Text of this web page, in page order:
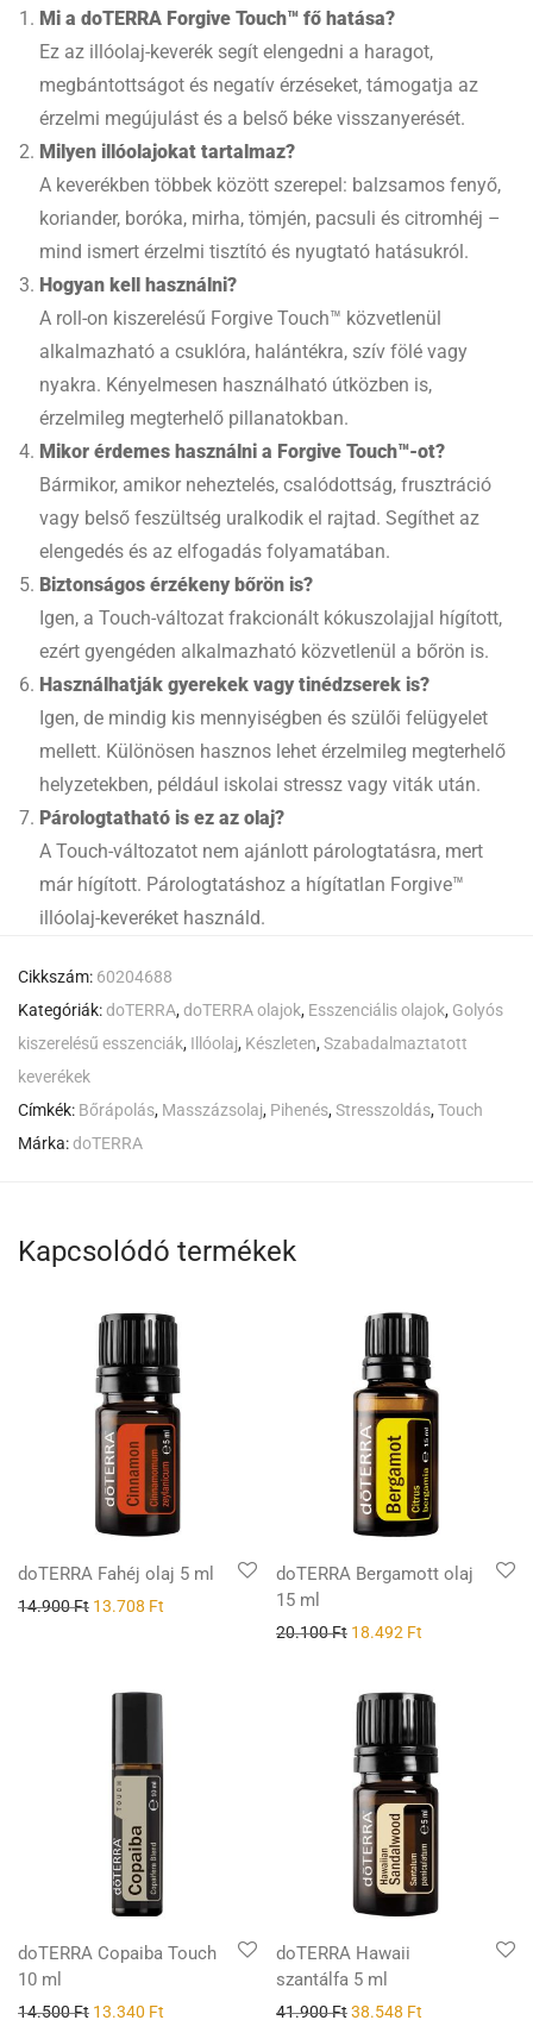
Mi a doTERRA Forgive Touch™ fő hatása?
Ez az illóolaj-keverék segít elengedni a haragot,
megbántottságot és negatív érzéseket, támogatja az
érzelmi megújulást és a belső béke visszanyerését.
Milyen illóolajokat tartalmaz?
A keverékben többek között szerepel: balzsamos fenyő,
koriander, boróka, mirha, tömjén, pacsuli és citromhéj –
mind ismert érzelmi tisztító és nyugtató hatásukról.
Hogyan kell használni?
A roll-on kiszerelésű Forgive Touch™ közvetlenül
alkalmazható a csuklóra, halántékra, szív fölé vagy
nyakra. Kényelmesen használható útközben is,
érzelmileg megterhelő pillanatokban.
Mikor érdemes használni a Forgive Touch™-ot?
Bármikor, amikor neheztelés, csalódottság, frusztráció
vagy belső feszültség uralkodik el rajtad. Segíthet az
elengedés és az elfogadás folyamatában.
Biztonságos érzékeny bőrön is?
Igen, a Touch-változat frakcionált kókuszolajjal hígított,
ezért gyengéden alkalmazható közvetlenül a bőrön is.
Használhatják gyerekek vagy tinédzserek is?
Igen, de mindig kis mennyiségben és szülői felügyelet
mellett. Különösen hasznos lehet érzelmileg megterhelő
helyzetekben, például iskolai stressz vagy viták után.
Párologtatható is ez az olaj?
A Touch-változatot nem ajánlott párologtatásra, mert
már hígított. Párologtatáshoz a hígítatlan Forgive™
illóolaj-keveréket használd.
Cikkszám: 60204688
Kategóriák:doTERRA,doTERRA olajok, Esszenciális olajok, Golyós
kiszerelésű esszenciák, Illóolaj, Készleten,Szabadalmaztatott
keverékek
Címkék: Bőrápolás, Masszázsolaj, Pihenés,Stresszoldás,Touch
Márka:doTERRA
Kapcsolódó termékek
doTERRA Fahéj olaj 5 ml
14.900Ft 13.708 Ft
doTERRA Bergamott olaj
15 ml
20.100Ft 18.492 Ft
doTERRA Copaiba Touch
10 ml
14.500Ft 13.340 Ft
doTERRA Hawaii
szantálfa 5 ml
41.900Ft38.548 Ft